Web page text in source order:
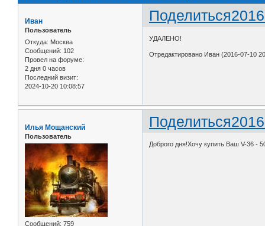
Поделиться
Иван
Пользователь
Откуда: Москва
Сообщений: 102
Провел на форуме:
2 дня 0 часов
Последний визит:
2024-10-20 10:08:57
УДАЛЕНО!
Отредактировано Иван (2016-07-10
Поделиться
Илья Мощанский
Пользователь
Сообщений: 759
Доброго дня!Хочу купить Ваш V-36 -